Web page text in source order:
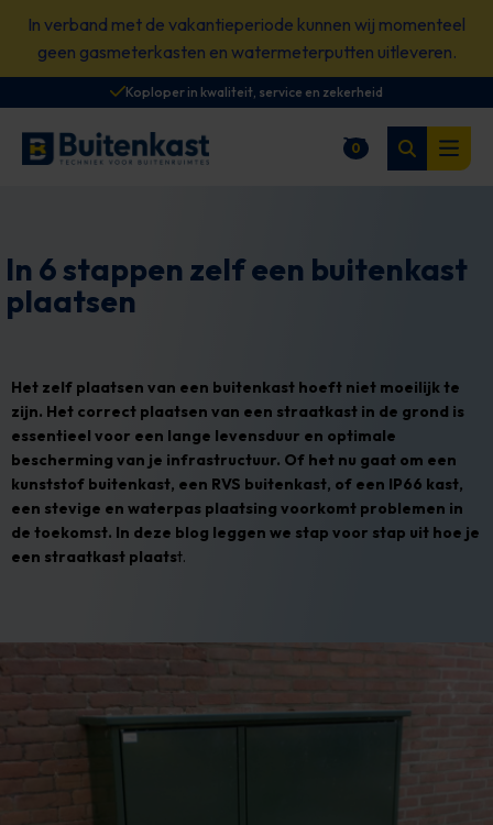
content
In verband met de vakantieperiode kunnen wij momenteel
geen gasmeterkasten en watermeterputten uitleveren.
Koploper in kwaliteit, service en zekerheid
0
Winkelwagen
Zoeken
Open
In 6 stappen zelf een buitenkast
plaatsen
Het zelf plaatsen van een buitenkast hoeft niet moeilijk te
zijn. Het correct plaatsen van een straatkast in de grond is
essentieel voor een lange levensduur en optimale
bescherming van je infrastructuur. Of het nu gaat om een
kunststof buitenkast, een RVS buitenkast, of een IP66 kast,
een stevige en waterpas plaatsing voorkomt problemen in
de toekomst. In deze blog leggen we stap voor stap uit hoe je
een straatkast plaatst.